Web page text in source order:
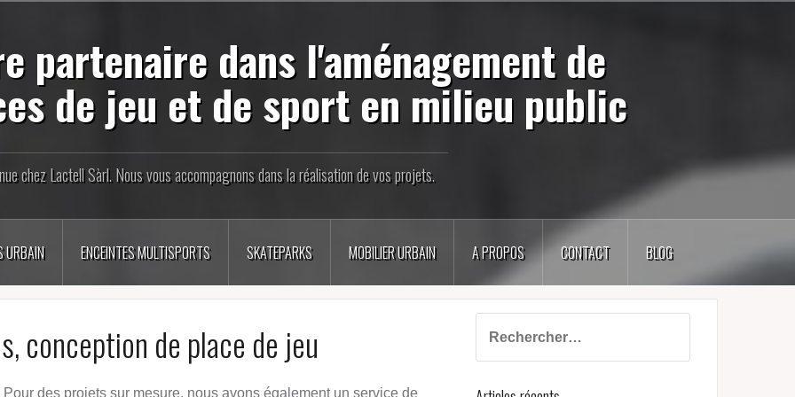
partenaire dans l'aménagement de
de jeu et de sport en milieu public
chez Lactell Sàrl. Nous vous accompagnons dans la réalisation de vos projets.
URBAIN ENCEINTES MULTISPORTS SKATEPARKS MOBILIER URBAIN A PROPOS CONTACT BLOG
conception de place de jeu
des projets sur mesure, nous avons également un service de